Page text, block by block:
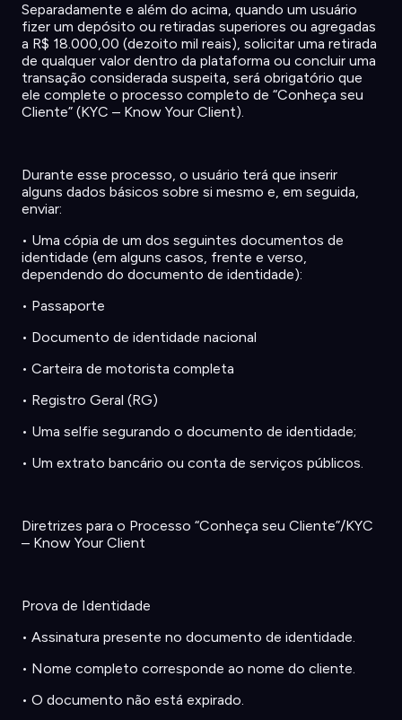
Separadamente e além do acima, quando um usuário
fizer um depósito ou retiradas superiores ou agregadas
a R$ 18.000,00 (dezoito mil reais), solicitar uma retirada
de qualquer valor dentro da plataforma ou concluir uma
transação considerada suspeita, será obrigatório que
ele complete o processo completo de “Conheça seu
Cliente” (KYC – Know Your Client).
Durante esse processo, o usuário terá que inserir
alguns dados básicos sobre si mesmo e, em seguida,
enviar:
• Uma cópia de um dos seguintes documentos de
identidade (em alguns casos, frente e verso,
dependendo do documento de identidade):
• Passaporte
• Documento de identidade nacional
• Carteira de motorista completa
• Registro Geral (RG)
• Uma selfie segurando o documento de identidade;
• Um extrato bancário ou conta de serviços públicos.
Diretrizes para o Processo “Conheça seu Cliente”/KYC
– Know Your Client
Prova de Identidade
• Assinatura presente no documento de identidade.
• Nome completo corresponde ao nome do cliente.
• O documento não está expirado.